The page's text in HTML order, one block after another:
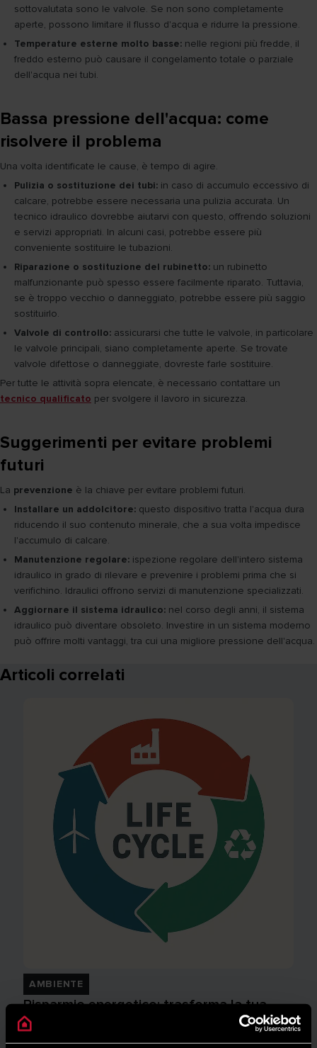
sottovalutata sono le valvole. Se non sono completamente
aperte, possono limitare il flusso d'acqua e ridurre la pressione.
Temperature esterne molto basse: nelle regioni più fredde, il
freddo esterno può causare il congelamento totale o parziale
dell'acqua nei tubi.
Bassa pressione dell'acqua: come
risolvere il problema
Una volta identificate le cause, è tempo di agire.
Pulizia o sostituzione dei tubi: in caso di accumulo eccessivo di
calcare, potrebbe essere necessaria una pulizia accurata. Un
tecnico idraulico dovrebbe aiutarvi con questo, offrendo soluzioni
e servizi appropriati. In alcuni casi, potrebbe essere più
conveniente sostituire le tubazioni.
Riparazione o sostituzione del rubinetto: un rubinetto
malfunzionante può spesso essere facilmente riparato. Tuttavia,
se è troppo vecchio o danneggiato, potrebbe essere più saggio
sostituirlo.
Valvole di controllo: assicurarsi che tutte le valvole, in particolare
le valvole principali, siano completamente aperte. Se trovate
valvole difettose o danneggiate, dovreste farle sostituire.
Per tutte le attività sopra elencate, è necessario contattare un
tecnico qualificato per svolgere il lavoro in sicurezza.
Suggerimenti per evitare problemi
futuri
La prevenzione è la chiave per evitare problemi futuri.
Installare un addolcitore: questo dispositivo tratta l'acqua dura
riducendo il suo contenuto minerale, che a sua volta impedisce
l'accumulo di calcare.
Manutenzione regolare: ispezione regolare dell'intero sistema
idraulico in grado di rilevare e prevenire i problemi prima che si
verifichino. Idraulici offrono servizi di manutenzione specializzati.
Aggiornare il sistema idraulico: nel corso degli anni, il sistema
idraulico può diventare obsoleto. Investire in un sistema moderno
può offrire molti vantaggi, tra cui una migliore pressione dell'acqua.
Articoli correlati
AMBIENTE
Risparmio energetico: trasforma la tua
casa in un modello di efficienza